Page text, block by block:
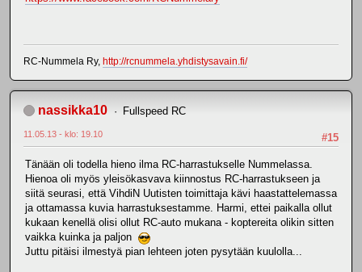
RC-Nummela Ry, http://rcnummela.yhdistysavain.fi/
nassikka10 Fullspeed RC
#15
11.05.13 - klo: 19.10
Tänään oli todella hieno ilma RC-harrastukselle Nummelassa.
Hienoa oli myös yleisökasvava kiinnostus RC-harrastukseen ja
siitä seurasi, että VihdiN Uutisten toimittaja kävi haastattelemassa
ja ottamassa kuvia harrastuksestamme. Harmi, ettei paikalla ollut
kukaan kenellä olisi ollut RC-auto mukana - koptereita olikin sitten
vaikka kuinka ja paljon
Juttu pitäisi ilmestyä pian lehteen joten pysytään kuulolla...